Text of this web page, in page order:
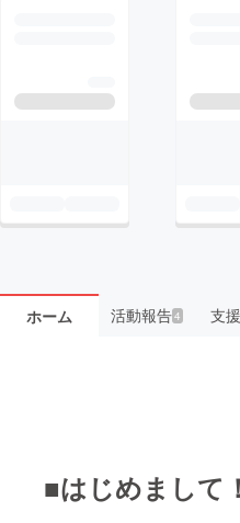
ホーム 活動報告4 支
■はじめまして！